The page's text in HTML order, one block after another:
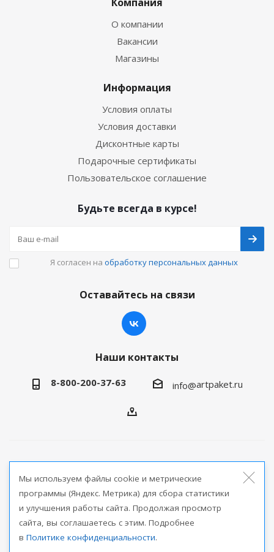
О компании
Вакансии
Магазины
Информация
Условия оплаты
Условия доставки
Дисконтные карты
Подарочные сертификаты
Пользовательское соглашение
Будьте всегда в курсе!
Я согласен на обработку персональных данных
Оставайтесь на связи
Наши контакты
8-800-200-37-63 info@artpaket.ru
продукции
Версия для печати
Мы используем файлы cookie и метрические
программы (Яндекс. Метрика) для сбора статистики
и улучшения работы сайта. Продолжая просмотр
сайта, вы соглашаетесь с этим. Подробнее
в Политике конфиденциальности.